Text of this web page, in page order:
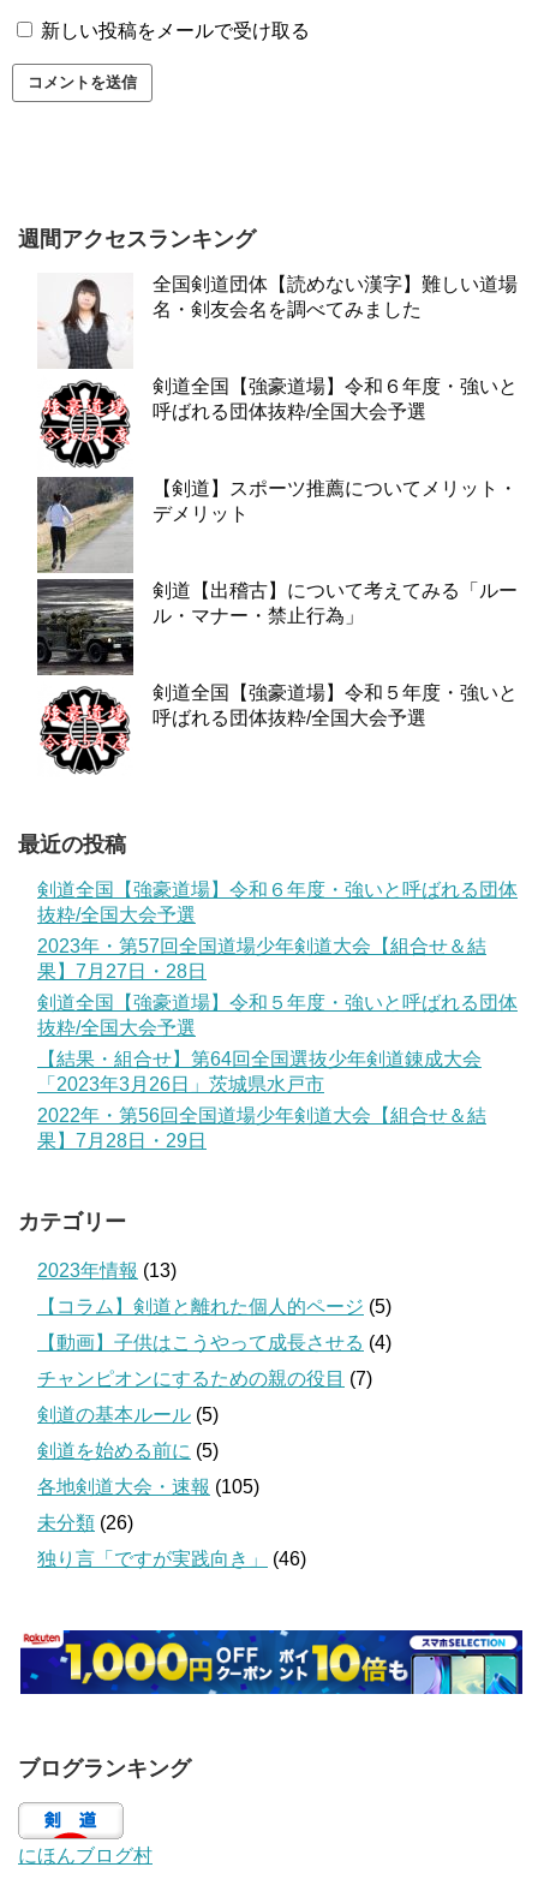
新しい投稿をメールで受け取る
週間アクセスランキング
全国剣道団体【読めない漢字】難しい道場
名・剣友会名を調べてみました
剣道全国【強豪道場】令和６年度・強いと
呼ばれる団体抜粋/全国大会予選
【剣道】スポーツ推薦についてメリット・
デメリット
剣道【出稽古】について考えてみる「ルー
ル・マナー・禁止行為」
剣道全国【強豪道場】令和５年度・強いと
呼ばれる団体抜粋/全国大会予選
最近の投稿
剣道全国【強豪道場】令和６年度・強いと呼ばれる団体
抜粋/全国大会予選
2023年・第57回全国道場少年剣道大会【組合せ＆結
果】7月27日・28日
剣道全国【強豪道場】令和５年度・強いと呼ばれる団体
抜粋/全国大会予選
【結果・組合せ】第64回全国選抜少年剣道錬成大会
「2023年3月26日」茨城県水戸市
2022年・第56回全国道場少年剣道大会【組合せ＆結
果】7月28日・29日
カテゴリー
2023年情報 (13)
【コラム】剣道と離れた個人的ページ (5)
【動画】子供はこうやって成長させる (4)
チャンピオンにするための親の役目 (7)
剣道の基本ルール (5)
剣道を始める前に (5)
各地剣道大会・速報 (105)
未分類 (26)
独り言「ですが実践向き」
(46)
ブログランキング
にほんブログ村